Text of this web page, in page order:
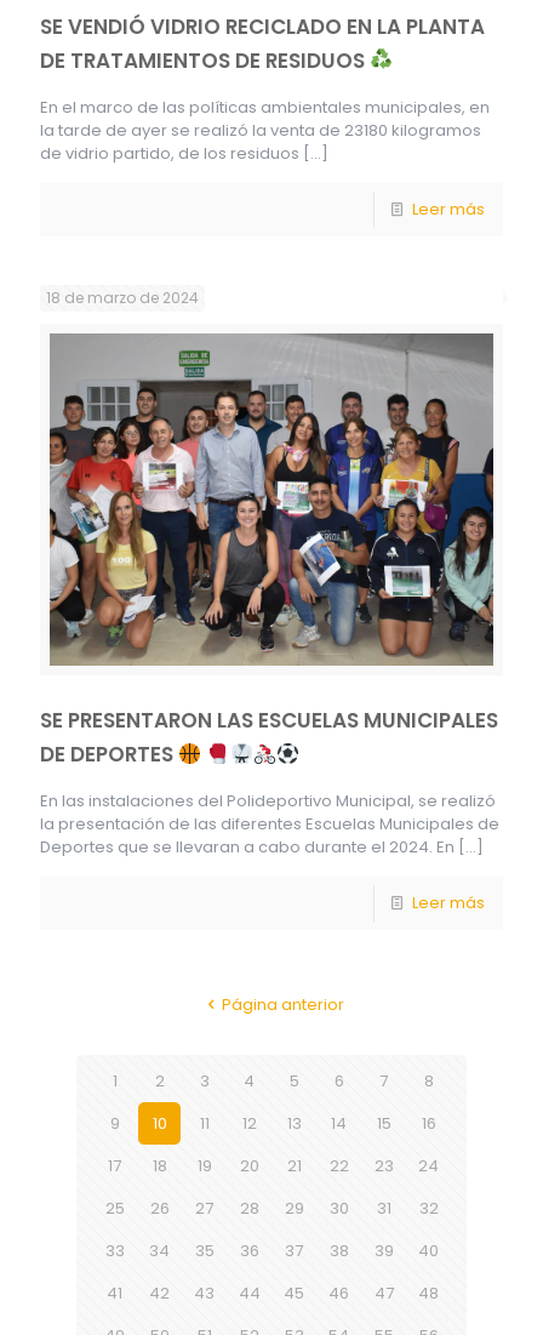
SE VENDIÓ VIDRIO RECICLADO EN LA PLANTA
DE TRATAMIENTOS DE RESIDUOS
En el marco de las políticas ambientales municipales, en
la tarde de ayer se realizó la venta de 23180 kilogramos
de vidrio partido, de los residuos […]
Leer más
18 de marzo de 2024
SE PRESENTARON LAS ESCUELAS MUNICIPALES
DE DEPORTES
En las instalaciones del Polideportivo Municipal, se realizó
la presentación de las diferentes Escuelas Municipales de
Deportes que se llevaran a cabo durante el 2024. En […]
Leer más
Página anterior
1 2 3 4 5 6 7
8
9
10 11 12 13 14 15
16
17
18 19 20 21 22 23
24
25
26 27 28 29 30 31
32
33
34 35 36 37 38 39
40
41
42 43 44 45 46 47
48